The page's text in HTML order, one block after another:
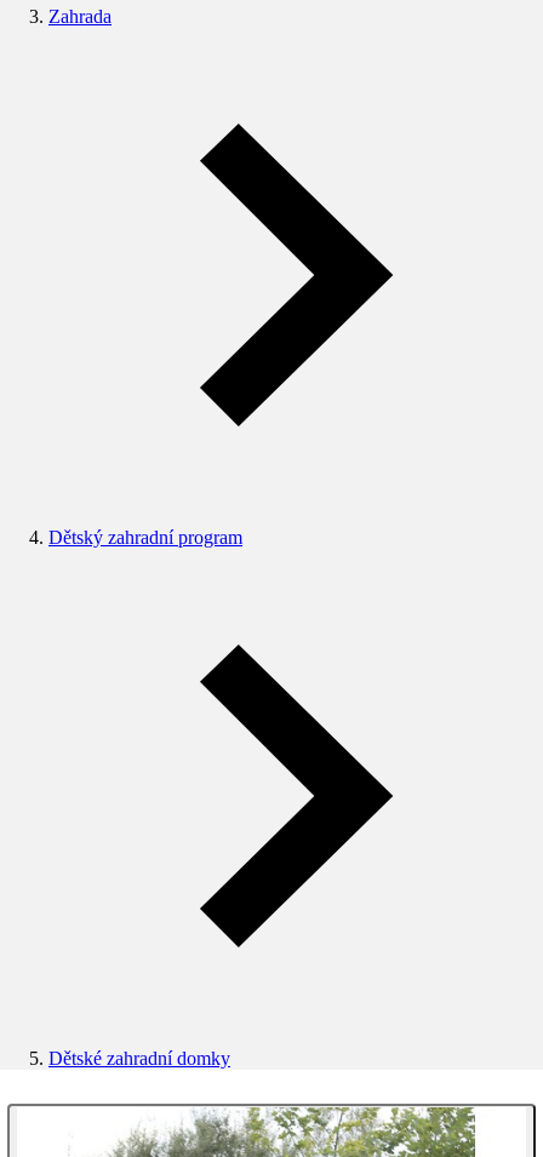
Zahrada
Dětský zahradní program
Dětské zahradní domky